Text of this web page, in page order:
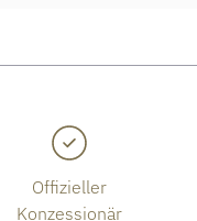
Offizieller
Konzessionär